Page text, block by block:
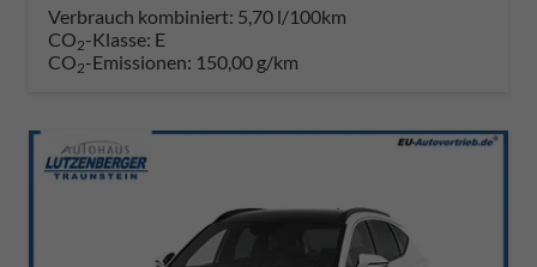
Verbrauch kombiniert: 5,70 l/100km
CO2-Klasse: E
CO2-Emissionen: 150,00 g/km